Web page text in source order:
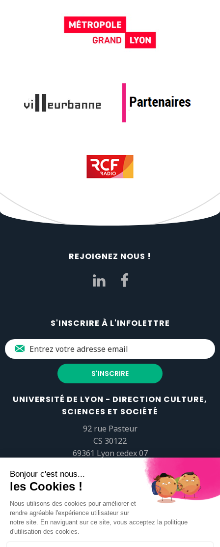
REJOIGNEZ NOUS !
S'INSCRIRE À L'INFOLETTRE
UNIVERSITÉ DE LYON - DIRECTION CULTURE,
SCIENCES ET SOCIÉTÉ
92 rue Pasteur
CS 30122
69361 Lyon cedex 07
popsciences@universite-lyon.fr
Tél.+33 (0)4 37 37 82 01